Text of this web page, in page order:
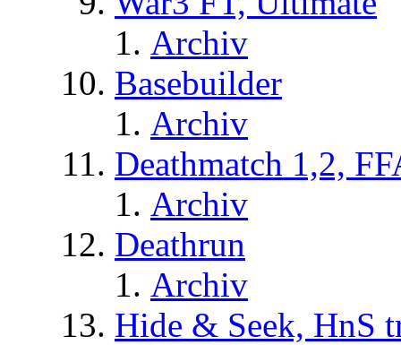
Archiv
Basebuilder
Archiv
Deathmatch 1,2,
Archiv
Deathrun
Archiv
Hide & Seek, HnS